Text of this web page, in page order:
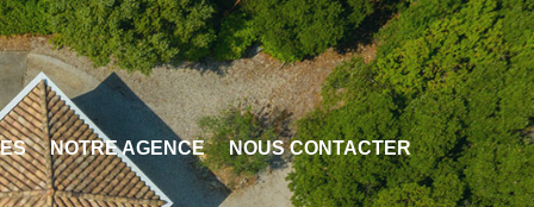
NOTRE AGENCE NOUS CONTACTER